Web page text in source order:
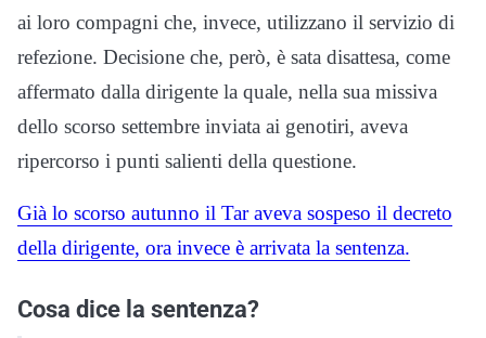
ai loro compagni che, invece, utilizzano il servizio di
refezione. Decisione che, però, è sata disattesa, come
affermato dalla dirigente la quale, nella sua missiva
dello scorso settembre inviata ai genotiri, aveva
ripercorso i punti salienti della questione.
Già lo scorso autunno il Tar aveva sospeso il decreto
della dirigente, ora invece è arrivata la sentenza.
Cosa dice la sentenza?